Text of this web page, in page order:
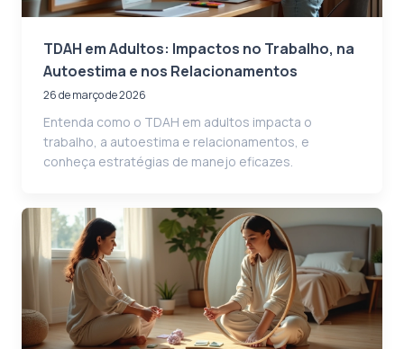
TDAH em Adultos: Impactos no Trabalho, na
Autoestima e nos Relacionamentos
26 de março de 2026
Entenda como o TDAH em adultos impacta o
trabalho, a autoestima e relacionamentos, e
conheça estratégias de manejo eficazes.